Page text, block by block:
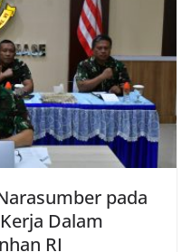
pada
Dalam
RI